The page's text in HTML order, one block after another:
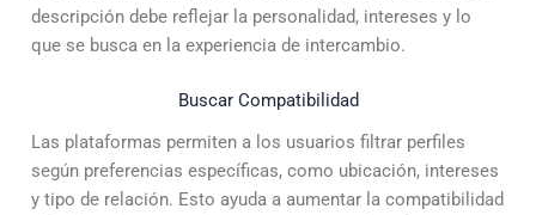
descripción debe reflejar la personalidad, intereses y lo
que se busca en la experiencia de intercambio.
Buscar Compatibilidad
Las plataformas permiten a los usuarios filtrar perfiles
según preferencias específicas, como ubicación, intereses
y tipo de relación. Esto ayuda a aumentar la compatibilidad